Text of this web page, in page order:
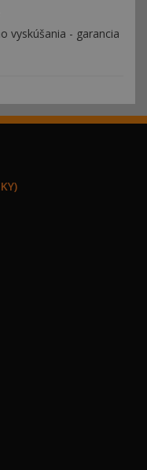
vyskúšania - garancia